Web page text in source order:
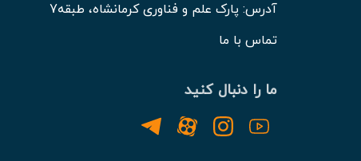
آدرس: پارک علم و فناوری کرمانشاه، طبقه7
تماس با ما
ما را دنبال کنید